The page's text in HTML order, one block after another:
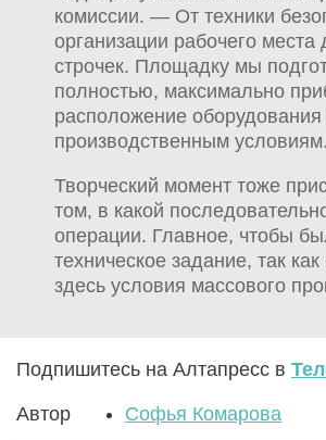
комиссии. — От техники
организации рабочего места
строчек. Площадку мы
полностью, максимально
расположение оборудования
производственным условиям.
Творческий момент тоже
том, в какой
операции. Главное, чтобы
техническое задание, так
здесь условия массового
Подпишитесь на Алтапресс в
Автор Софья Комарова